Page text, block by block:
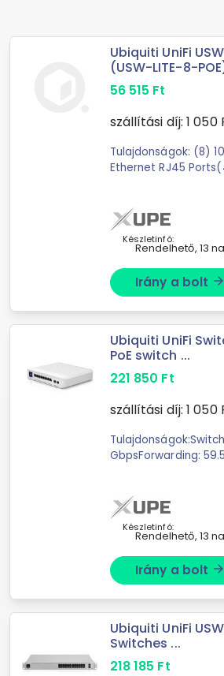
Ubiquiti UniFi
(USW-LITE-8-
56 515 Ft
szállítási díj: 1 050
Tulajdonságok: (8)
Ethernet RJ45
(3.92 x 6.44 x 1.25")
Készletinfó:
Rendelhető, 13
Irány a bolt arrow_forward
Ubiquiti UniFi
PoE switch ...
221 850 Ft
szállítási díj: 1 050
GbpsForwarding:
AC/DC, Internal,
Készletinfó:
Rendelhető, 13
Irány a bolt arrow_forward
Ubiquiti UniFi
Switches ...
218 185 Ft